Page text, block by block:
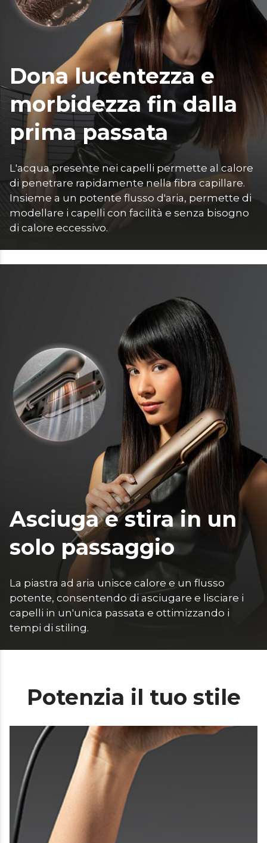
Dona lucentezza e
morbidezza fin dalla
prima passata
L'acqua presente nei capelli permette al calore
di penetrare rapidamente nella fibra capillare.
Insieme a un potente flusso d'aria, permette di
modellare i capelli con facilità e senza bisogno
di calore eccessivo.
Asciuga e stira in un
solo passaggio
La piastra ad aria unisce calore e un flusso
potente, consentendo di asciugare e lisciare i
capelli in un'unica passata e ottimizzando i
tempi di stiling.
Potenzia il tuo stile